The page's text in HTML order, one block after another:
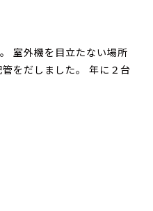
室外機を目立たない場所
をだしました。 年に２台